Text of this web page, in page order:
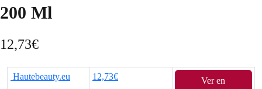
200 Ml
12,73€
Hautebeauty.eu 12,73€
Ver en